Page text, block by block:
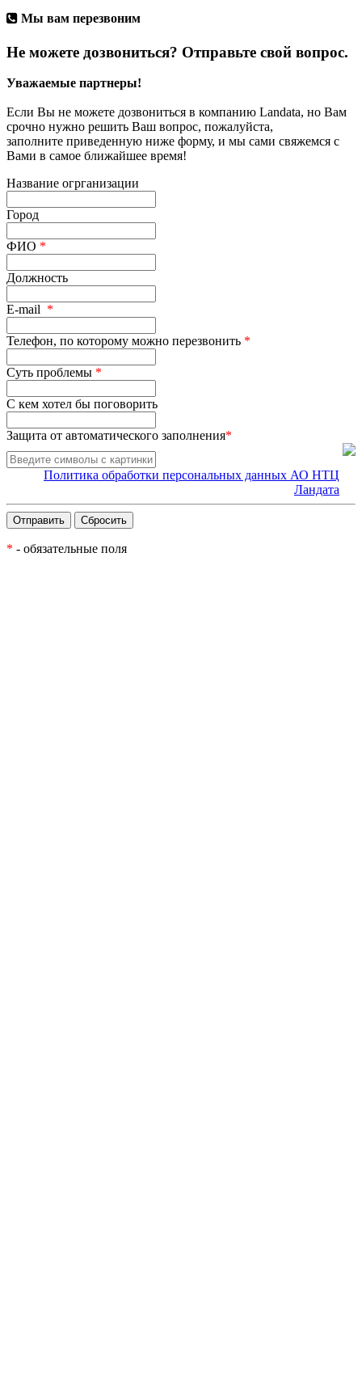
Мы вам перезвоним
Не можете дозвониться? Отправьте свой вопрос.
Уважаемые партнеры!
Если Вы не можете дозвониться в компанию Landata, но Вам
срочно нужно решить Ваш вопрос, пожалуйста,
заполните приведенную ниже форму, и мы сами свяжемся с
Вами в самое ближайшее время!
Название огрганизации
Город
ФИО *
Должность
E-mail *
Телефон, по которому можно перезвонить *
Суть проблемы *
С кем хотел бы поговорить
Защита от автоматического заполнения*
Политика обработки персональных данных АО НТЦ
Ландата
* - обязательные поля